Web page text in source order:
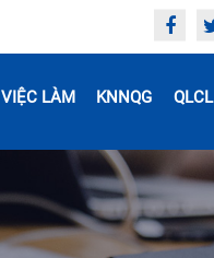
VIỆC LÀM KNNQG QLCL